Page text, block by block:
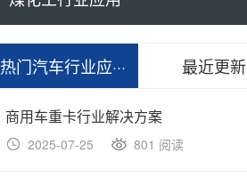
热门汽车行业应··· 最近更新
商用车重卡行业解决方案
2025-07-25 801 阅读